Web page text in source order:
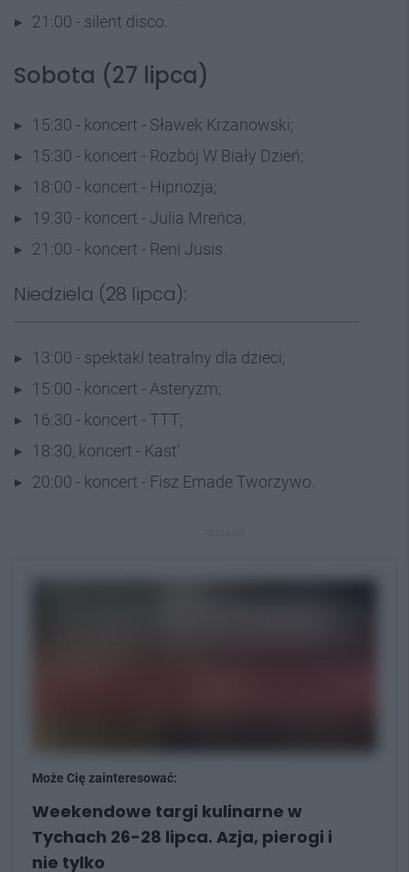
21:00 - silent disco.
Sobota (27 lipca)
15:30 - koncert - Sławek Krzanowski;
15:30 - koncert - Rozbój W Biały Dzień;
18:00 - koncert - Hipnozja;
19:30 - koncert - Julia Mreńca;
21:00 - koncert - Reni Jusis.
Niedziela (28 lipca):
13:00 - spektakl teatralny dla dzieci;
15:00 - koncert - Asteryzm;
16:30 - koncert - TTT;
18:30, koncert - Kast’
20:00 - koncert - Fisz Emade Tworzywo.
Może Cię zainteresować:
Weekendowe targi kulinarne w
Tychach 26-28 lipca. Azja, pierogi i
nie tylko